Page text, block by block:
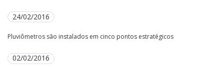
24/02/2016
Pluviômetros são instalados em cinco pontos estratégicos
02/02/2016